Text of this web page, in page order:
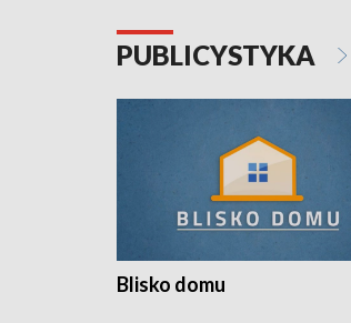
PUBLICYSTYKA
Blisko domu